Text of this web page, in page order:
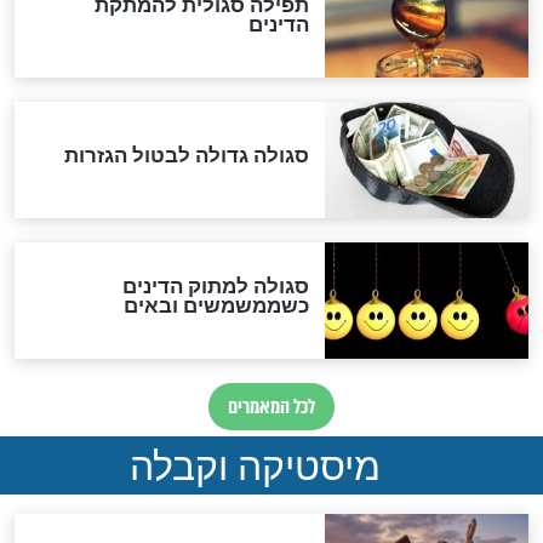
ההסכם החשאי של טראמפ
ואיראן: בלי שקיפות ועם הרבה
סימני שאלה
המסמך האבוד שנחשף
במרתפי מוסקבה: כתב היד
הנדיר של הרשב"ם התגלה
שורדת השואה שחוגגת 100:
"מודה לקב"ה על כל השנים"